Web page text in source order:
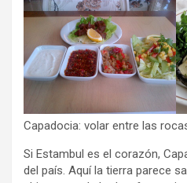
Capadocia: volar entre las
Si Estambul es el corazón,
del país. Aquí la tierra parece